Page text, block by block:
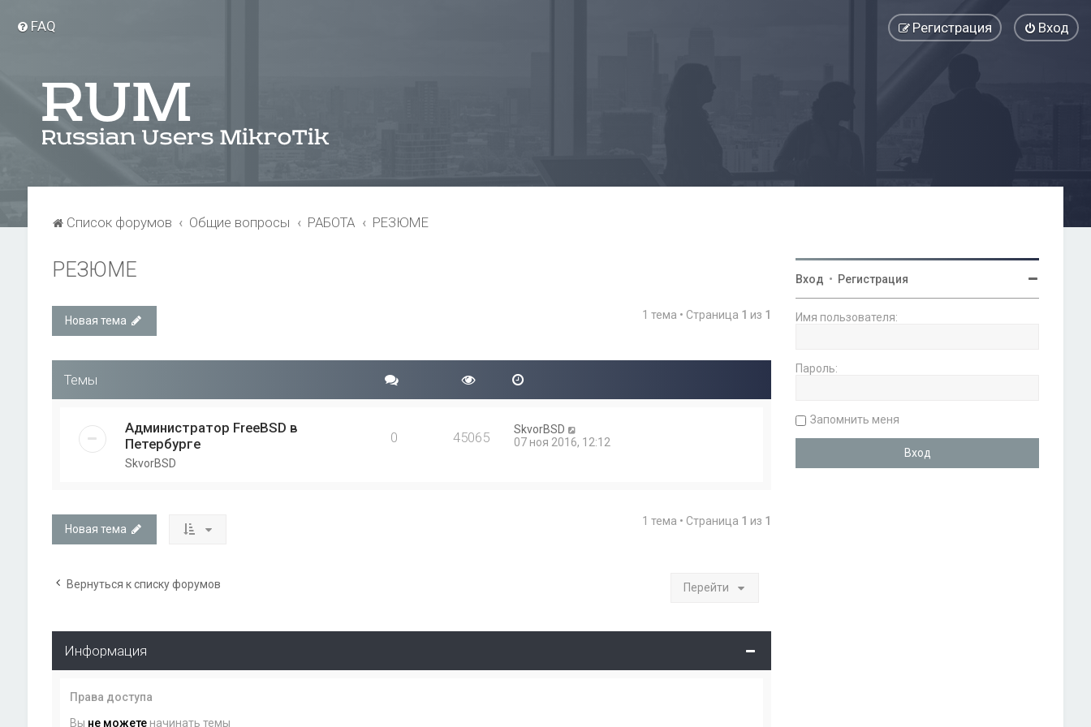
FAQ Вход
Регистрация
Список форумов Общие вопросы РАБОТА РЕЗЮМЕ
РЕЗЮМЕ
Новая тема 1 тема • Страница 1 из 1
Темы
Администратор FreeBSD в
Петербурге
SkvorBSD
0 45065
SkvorBSD
07 ноя 2016, 12:12
Новая тема
1 тема • Страница 1 из 1
Вернуться к списку форумов Перейти
Информация
Права доступа
Вы не можетеначинать темы
Вход • Регистрация
Имя пользователя:
Пароль:
Запомнить меня